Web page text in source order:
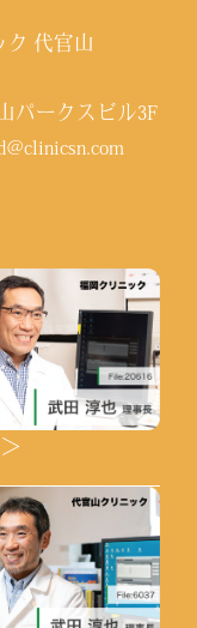
ク 代官山
パークスビル3F